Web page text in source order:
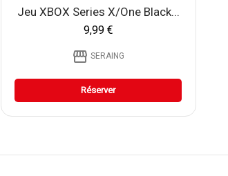
Jeu XBOX Series X/one Black...
9,99 €
storefront SERAING
Réserver